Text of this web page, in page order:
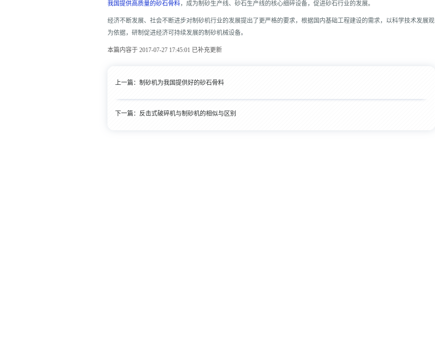
我国提供高质量的砂石骨料，成为制砂生产线、砂石生产线的核心细碎设备，促进砂石行业的发展。
经济不断发展、社会不断进步对制砂机行业的发展提出了更严格的要求，根据国内基础工程建设的需求，以科学技术发展观
为依据，研制促进经济可持续发展的制砂机械设备。
本篇内容于 2017-07-27 17:45:01 已补充更新
上一篇： 制砂机为我国提供好的砂石骨料
下一篇： 反击式破碎机与制砂机的相似与区别